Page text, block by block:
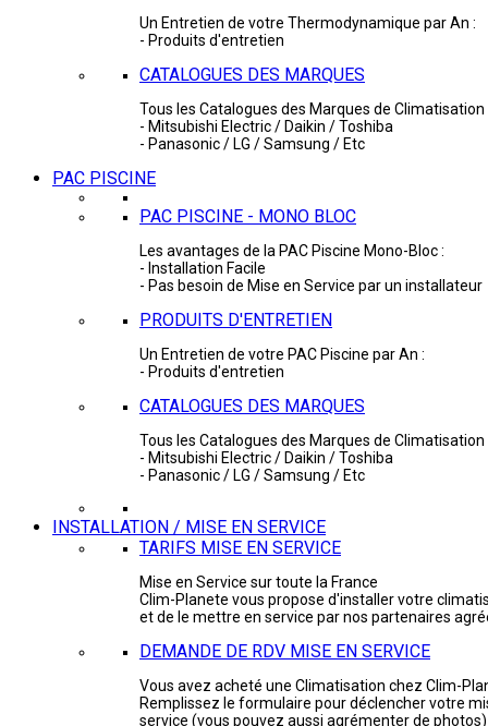
Un Entretien de votre Thermodynamique par An :
- Produits d'entretien
CATALOGUES DES MARQUES
Tous les Catalogues des Marques de Climatisation
- Mitsubishi Electric / Daikin / Toshiba
- Panasonic / LG / Samsung / Etc
PAC PISCINE
PAC PISCINE - MONO BLOC
Les avantages de la PAC Piscine Mono-Bloc :
- Installation Facile
- Pas besoin de Mise en Service par un installateur
PRODUITS D'ENTRETIEN
Un Entretien de votre PAC Piscine par An :
- Produits d'entretien
CATALOGUES DES MARQUES
Tous les Catalogues des Marques de Climatisation
- Mitsubishi Electric / Daikin / Toshiba
- Panasonic / LG / Samsung / Etc
INSTALLATION / MISE EN SERVICE
TARIFS MISE EN SERVICE
Mise en Service sur toute la France
Clim-Planete vous propose d'installer votre
et de le mettre en service par nos partenaires
DEMANDE DE RDV MISE EN SERVICE
Vous avez acheté une Climatisation chez Clim-
Remplissez le formulaire pour déclencher votre
service (vous pouvez aussi agrémenter de photos)